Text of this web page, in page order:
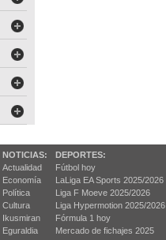
NOTICIAS:
Actualidad
Economía
Política
Cultura
Ikusmiran
Eguraldia
DEPORTES:
Fútbol hoy
LaLiga EA Sports 2025/2026
Liga F Moeve 2025/2026
Liga Hypermotion 2025/2026
Fórmula 1 hoy
Mercado de fichajes 2025